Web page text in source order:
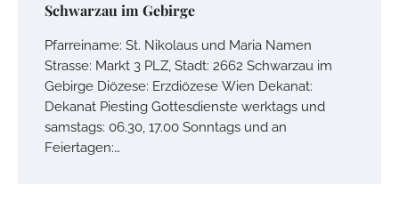
Schwarzau im Gebirge
Pfarreiname: St. Nikolaus und Maria Namen
Strasse: Markt 3 PLZ, Stadt: 2662 Schwarzau im
Gebirge Diözese: Erzdiözese Wien Dekanat:
Dekanat Piesting Gottesdienste werktags und
samstags: 06.30, 17.00 Sonntags und an
Feiertagen:…